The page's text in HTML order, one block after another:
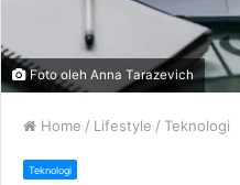
Foto oleh Anna Tarazevich
Home / Lifestyle / Teknologi
Teknologi